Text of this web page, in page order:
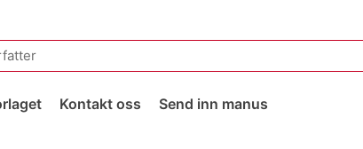
Kontakt oss Send inn manus